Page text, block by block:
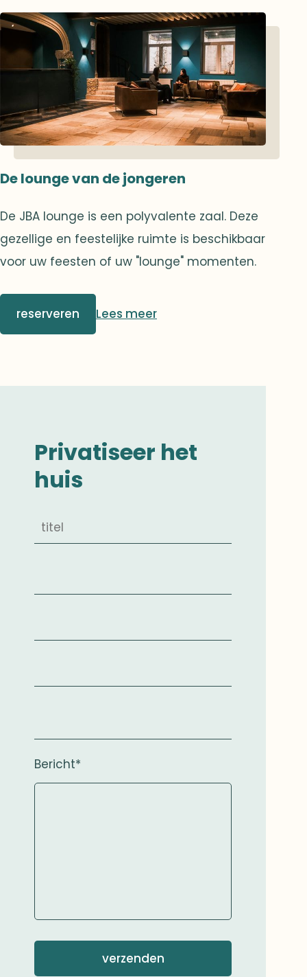
De lounge van de jongeren
De JBA lounge is een polyvalente zaal. Deze
gezellige en feestelijke ruimte is beschikbaar
voor uw feesten of uw "lounge" momenten.
reserveren Lees meer
Privatiseer het
huis
Bericht*
verzenden